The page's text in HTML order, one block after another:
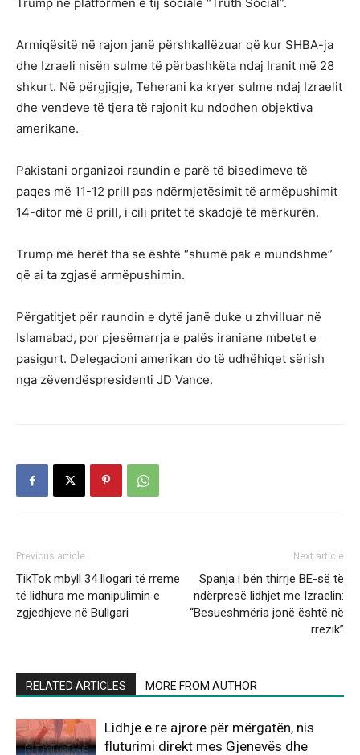
Armiqësitë në rajon janë përshkallëzuar që kur SHBA-ja
dhe Izraeli nisën sulme të përbashkëta ndaj Iranit më 28
shkurt. Në përgjigje, Teherani ka kryer sulme ndaj Izraelit
dhe vendeve të tjera të rajonit ku ndodhen objektiva
amerikane.
Pakistani organizoi raundin e parë të bisedimeve të
paqes më 11-12 prill pas ndërmjetësimit të armëpushimit
14-ditor më 8 prill, i cili pritet të skadojë të mërkurën.
Trump më herët tha se është “shumë pak e mundshme”
që ai ta zgjasë armëpushimin.
Përgatitjet për raundin e dytë janë duke u zhvilluar në
Islamabad, por pjesëmarrja e palës iraniane mbetet e
pasigurt. Delegacioni amerikan do të udhëhiqet sërish
nga zëvendëspresidenti JD Vance.
Previous article
TikTok mbyll 34 llogari të rreme
të lidhura me manipulimin e
zgjedhjeve në Bullgari
Next article
Spanja i bën thirrje BE-së të
ndërpresë lidhjet me Izraelin:
“Besueshmëria jonë është në
rrezik”
RELATED ARTICLES MORE FROM AUTHOR
Lidhje e re ajrore për mërgatën, nis
fluturimi direkt mes Gjenevës dhe